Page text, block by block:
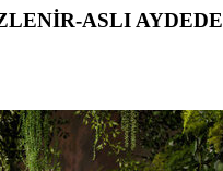
ASLI AYDEDE